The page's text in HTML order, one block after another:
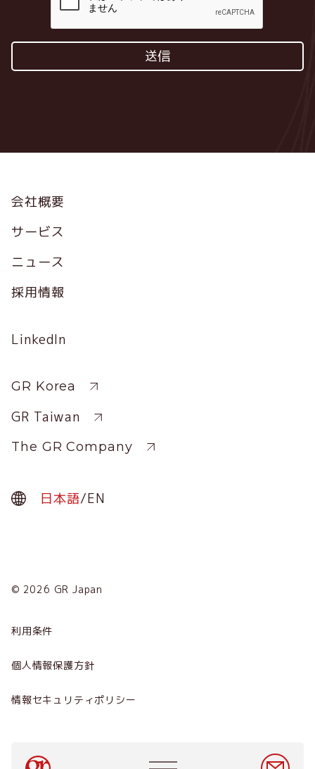
Main
Footer
会社概要
サービス
ニュース
採用情報
Social
Profile
LinkedIn
Sitewide
GR Korea
GR Taiwan
The GR Company
日本語/EN
© 2026 GR Japan
Term
利用条件
個人情報保護方針
情報セキュリティポリシー